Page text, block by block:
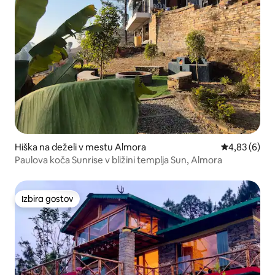
Hiška na deželi v mestu Almora Povprečna
4,83 (6)
Paulova koča Sunrise v bližini templja Sun, Almora
Izbira gostov
Izbira gostov